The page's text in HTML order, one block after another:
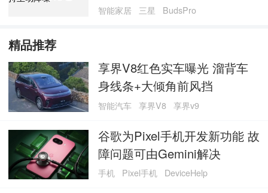
智能家居 三星 BudsPro
精品推荐
享界V8红色实车曝光 溜背车
身线条+大倾角前风挡
智能汽车 享界V8 享界v9
谷歌为Pixel手机开发新功能 故
障问题可由Gemini解决
手机 Pixel手机 DeviceHelp